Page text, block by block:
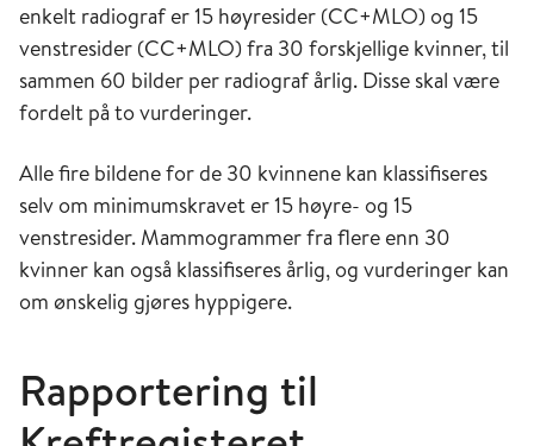
enkelt radiograf er 15 høyresider (CC+MLO) og 15
venstresider (CC+MLO) fra 30 forskjellige kvinner, til
sammen 60 bilder per radiograf årlig. Disse skal være
fordelt på to vurderinger.
Alle fire bildene for de 30 kvinnene kan klassifiseres
selv om minimumskravet er 15 høyre- og 15
venstresider. Mammogrammer fra flere enn 30
kvinner kan også klassifiseres årlig, og vurderinger kan
om ønskelig gjøres hyppigere.
Rapportering til